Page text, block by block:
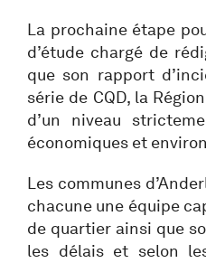
La prochaine étape
d’étude chargé de
que son rapport
série de CQD, la
d’un niveau
économiques et
Les communes
chacune une équipe
de quartier ainsi que
les délais et selon